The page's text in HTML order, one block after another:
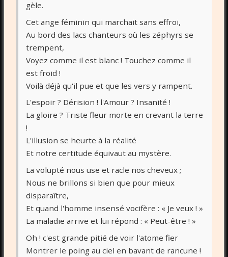
gèle.
Cet ange féminin qui marchait sans effroi,
Au bord des lacs chanteurs où les zéphyrs se
trempent,
Voyez comme il est blanc ! Touchez comme il
est froid !
Voilà déjà qu'il pue et que les vers y rampent.
L'espoir ? Dérision ! l'Amour ? Insanité !
La gloire ? Triste fleur morte en crevant la terre
!
L'illusion se heurte à la réalité
Et notre certitude équivaut au mystère.
La volupté nous use et racle nos cheveux ;
Nous ne brillons si bien que pour mieux
disparaître,
Et quand l'homme insensé vocifère : « Je veux ! »
La maladie arrive et lui répond : « Peut-être ! »
Oh ! c'est grande pitié de voir l'atome fier
Montrer le poing au ciel en bavant de rancune !